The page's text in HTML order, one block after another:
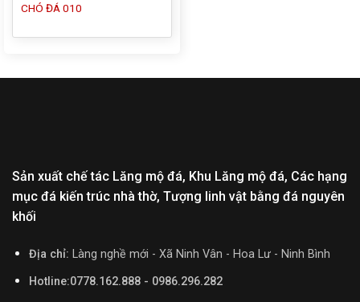
CHÓ ĐÁ 010
Sản xuất chế tác Lăng mộ đá, Khu Lăng mộ đá, Các hạng
mục đá kiến trúc nhà thờ, Tượng linh vật bằng đá nguyên
khối
Địa chỉ: Làng nghề mới - Xã Ninh Vân - Hoa Lư - Ninh Bình
Hotline:0778.162.888 - 0986.296.282